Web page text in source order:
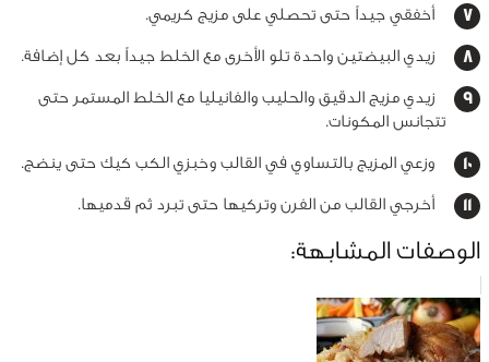
أخفقي جيداً حتى تحصلي على مزيج كريمي.
زيدي البيضتين واحدة تلو الأخرى مع الخلط جيداً بعد كل إضافة.
زيدي مزيج الدقيق والحليب والفانيليا مع الخلط المستمر حتى
تتجانس المكونات.
وزعي المزيج بالتساوي في القالب وخبزي الكب كيك حتى ينضج.
أخرجي القالب من الفرن وتركيها حتى تبرد ثم قدميها.
الوصفات المشابهة: